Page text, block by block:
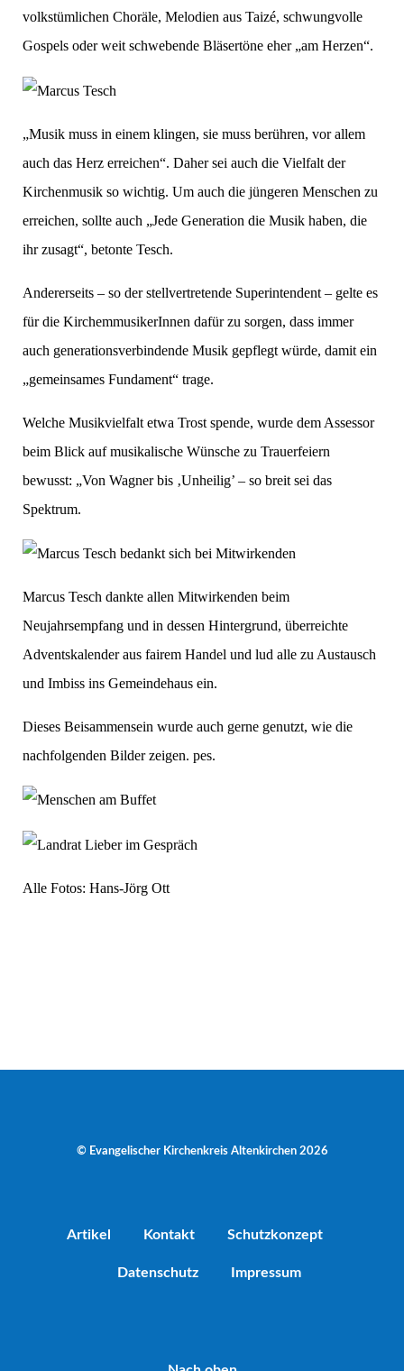
volkstümlichen Choräle, Melodien aus Taizé, schwungvolle
Gospels oder weit schwebende Bläsertöne eher „am Herzen“.
„Musik muss in einem klingen, sie muss berühren, vor allem
auch das Herz erreichen“. Daher sei auch die Vielfalt der
Kirchenmusik so wichtig. Um auch die jüngeren Menschen zu
erreichen, sollte auch „Jede Generation die Musik haben, die
ihr zusagt“, betonte Tesch.
Andererseits – so der stellvertretende Superintendent – gelte es
für die KirchemmusikerInnen dafür zu sorgen, dass immer
auch generationsverbindende Musik gepflegt würde, damit ein
„gemeinsames Fundament“ trage.
Welche Musikvielfalt etwa Trost spende, wurde dem Assessor
beim Blick auf musikalische Wünsche zu Trauerfeiern
bewusst: „Von Wagner bis ‚Unheilig’ – so breit sei das
Spektrum.
Marcus Tesch dankte allen Mitwirkenden beim
Neujahrsempfang und in dessen Hintergrund, überreichte
Adventskalender aus fairem Handel und lud alle zu Austausch
und Imbiss ins Gemeindehaus ein.
Dieses Beisammensein wurde auch gerne genutzt, wie die
nachfolgenden Bilder zeigen. pes.
Alle Fotos: Hans-Jörg Ott
© Evangelischer Kirchenkreis Altenkirchen 2026
Artikel Kontakt Schutzkonzept
Datenschutz Impressum